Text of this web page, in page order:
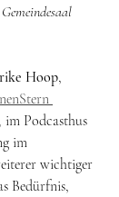
Hoop,
im Podcasthus
im
wichtiger
Bedürfnis,